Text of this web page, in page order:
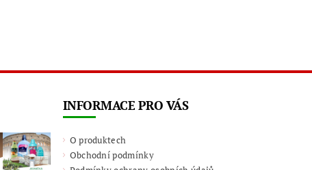
INFORMACE PRO VÁS
O produktech
Obchodní podmínky